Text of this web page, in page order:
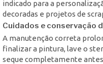
indicado para a
decoradas e projetos de
Cuidados e conservação
A manutenção correta
finalizar a pintura, lave o
seque completamente